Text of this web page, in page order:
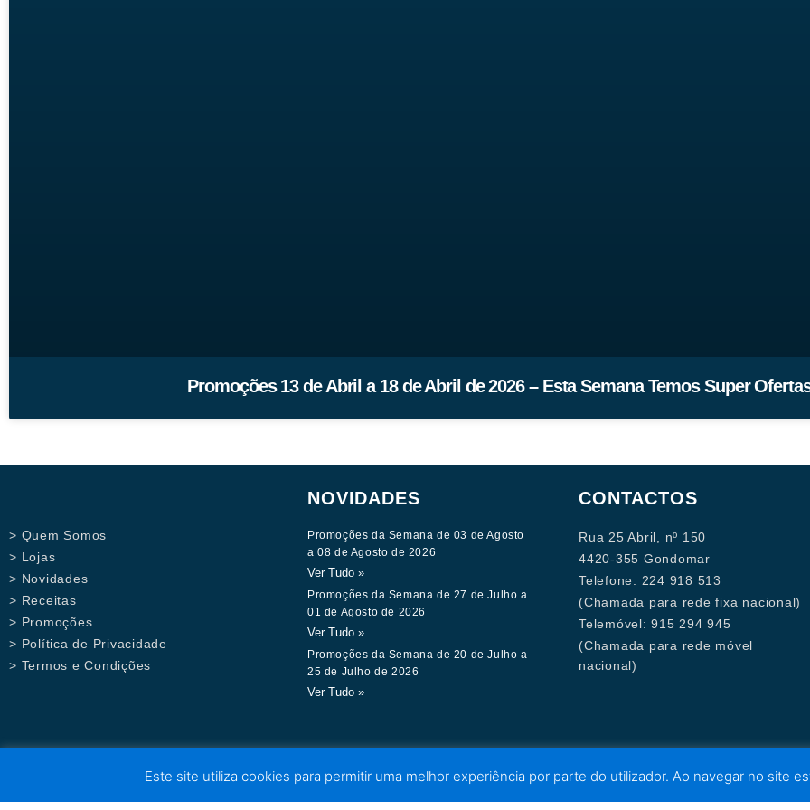
Promoções 13 de Abril a 18 de Abril de 2026 – Esta Semana Temos Super
> Quem Somos
> Lojas
> Novidades
> Receitas
> Promoções
> Política de Privacidade
> Termos e Condições
NOVIDADES
Promoções da Semana de 03 de Agosto
a 08 de Agosto de 2026
Ver Tudo »
Promoções da Semana de 27 de Julho a
01 de Agosto de 2026
Ver Tudo »
Promoções da Semana de 20 de Julho a
25 de Julho de 2026
Ver Tudo »
CONTACTOS
Rua 25 Abril, nº 150
4420-355 Gondomar
Telefone: 224 918 513
(Chamada para rede fixa nacional)
Telemóvel: 915 294 945
(Chamada para rede móvel
nacional)
Este site utiliza cookies para permitir uma melhor experiência por parte do utilizador. Ao navegar no site